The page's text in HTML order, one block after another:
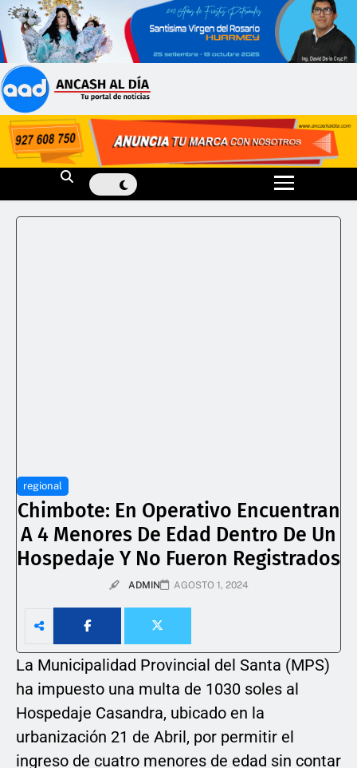
regional
Chimbote: En Operativo Encuentran
A 4 Menores De Edad Dentro De Un
Hospedaje Y No Fueron Registrados
ADMIN AGOSTO 1, 2024
La Municipalidad Provincial del Santa (MPS)
ha impuesto una multa de 1030 soles al
Hospedaje Casandra, ubicado en la
urbanización 21 de Abril, por permitir el
ingreso de cuatro menores de edad sin contar